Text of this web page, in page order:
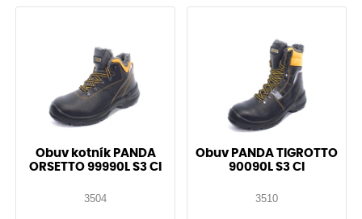
Obuv kotník PANDA
ORSETTO 99990L S3 CI
3504
Obuv PANDA TIGROTTO
90090L S3 CI
3510